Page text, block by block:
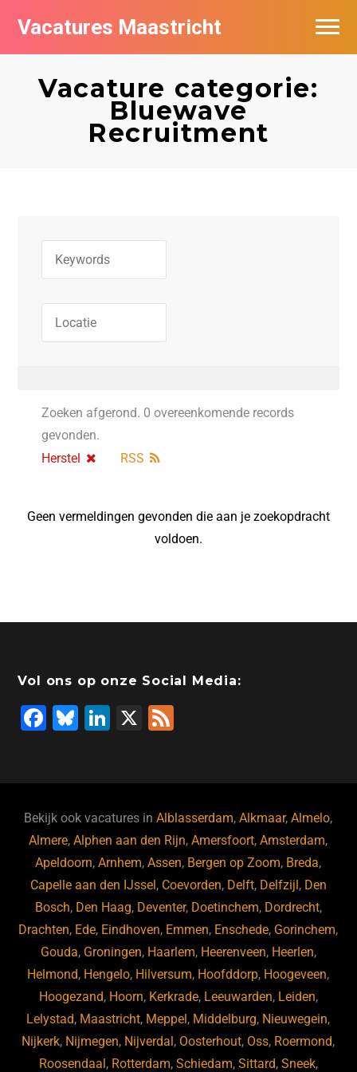
Vacatures Maastricht
Vacature categorie:
Bluewave
Recruitment
Zoeken afgerond. 0 overeenkomende records
gevonden.
Herstel
RSS
Geen vermeldingen gevonden die aan je zoekopdracht
voldoen.
Vol ons op onze Social Media:
F
b
o
o
k
Bl
ky
Li
dI
n
X
Bekijk ook vacatures inAlblasserdam,Alkmaar,Almelo,
Almere,Alphen aan den Rijn,Amersfoort,Amsterdam,
Apeldoorn,Arnhem,Assen, Bergen op Zoom, Breda,
Capelle aan den IJssel , Coevorden, Delft, Delfzijl , Den
Bosch, Den Haag, Deventer, Doetinchem, Dordrecht,
Drachten, Ede, Eindhoven, Emmen, Enschede, Gorinchem,
Gouda, Groningen, Haarlem, Heerenveen, Heerlen,
Helmond, Hengelo, Hilversum, Hoofddorp, Hoogeveen,
Hoogezand, Hoorn, Kerkrade, Leeuwarden, Leiden,
Lelystad, Maastricht, Meppel , Middelburg, Nieuwegein,
Nijkerk, Nijmegen, Nijverdal , Oosterhout, Oss, Roermond,
Roosendaal , Rotterdam, Schiedam, Sittard, Sneek,
Vacatures per bedrijf in Maastricht
De populairste vacatures in Maastricht